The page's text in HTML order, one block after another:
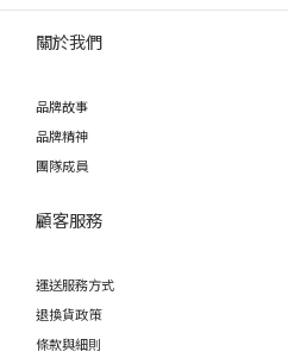
關於我們
品牌故事
品牌精神
團隊成員
顧客服務
運送服務方式
退換貨政策
條款與細則